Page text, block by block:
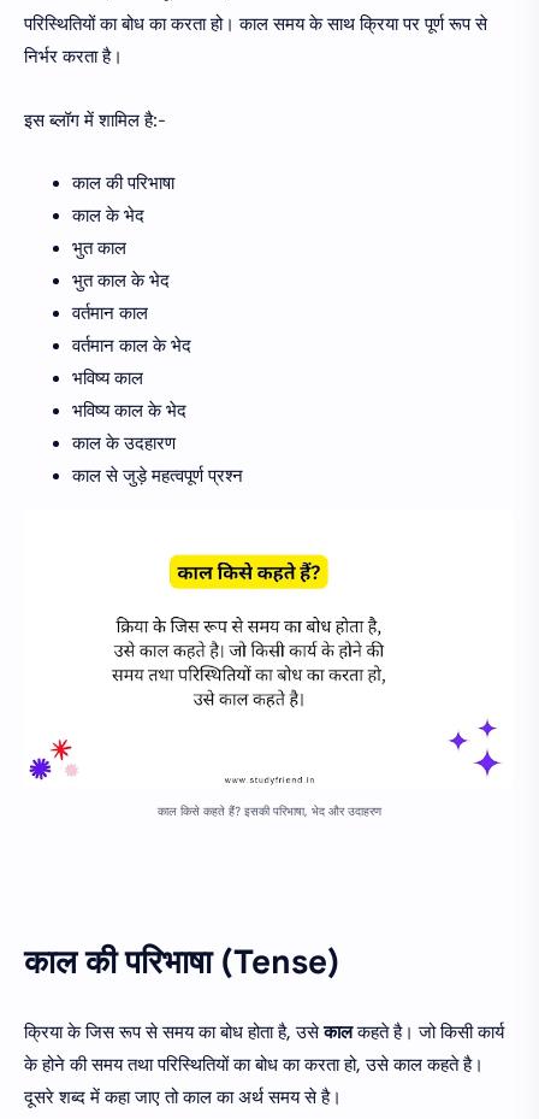
परिस्थितियों का बोध का करता हो। काल समय के साथ क्रिया पर पूर्ण रूप से
निर्भर करता है।
इस ब्लॉग में शामिल है:-
काल की परिभाषा
काल के भेद
भुत काल
भुत काल के भेद
वर्तमान काल
वर्तमान काल के भेद
भविष्य काल
भविष्य काल के भेद
काल के उदहारण
काल से जुड़े महत्वपूर्ण प्रश्न
काल किसे कहते हैं? इसकी परिभाषा, भेद और उदाहरण
काल की परिभाषा (Tense)
क्रिया के जिस रूप से समय का बोध होता है, उसेकालकहते है। जो किसी कार्य
के होने की समय तथा परिस्थितियों का बोध का करता हो, उसे काल कहते है।
दूसरे शब्द में कहा जाए तो काल का अर्थ समय से है।